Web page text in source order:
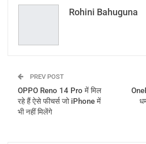
Email
Rohini Bahuguna
PREV POST
OPPO Reno 14 Pro में मिल
रहे हैं ऐसे फीचर्स जो iPhone में
भी नहीं मिलेंगे